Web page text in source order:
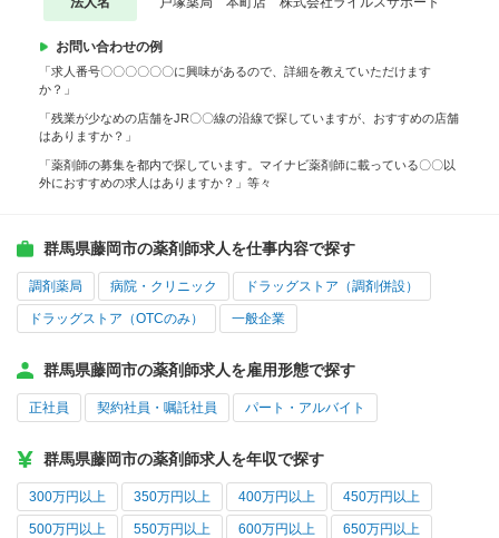
お問い合わせの例
「求人番号〇〇〇〇〇〇に興味があるので、詳細を教えていただけます
か？」
「残業が少なめの店舗をJR〇〇線の沿線で探していますが、おすすめの店舗
はありますか？」
「薬剤師の募集を都内で探しています。マイナビ薬剤師に載っている〇〇以
外におすすめの求人はありますか？」等々
群馬県藤岡市の薬剤師求人を仕事内容で探す
調剤薬局 病院・クリニック ドラッグストア（調剤併設）
ドラッグストア（OTCのみ） 一般企業
群馬県藤岡市の薬剤師求人を雇用形態で探す
正社員 契約社員・嘱託社員 パート・アルバイト
群馬県藤岡市の薬剤師求人を年収で探す
300万円以上 350万円以上 400万円以上 450万円以上
500万円以上 550万円以上 600万円以上 650万円以上